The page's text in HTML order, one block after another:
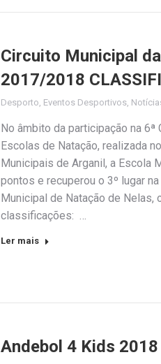
Circuito Municipal
2017/2018
Desporto Eventos Desportivos
No âmbito da participação na
Escolas de Natação, realizada
Municipais de Arganil, a Escola
pontos e recuperou o 3º lugar
Municipal de Natação de
classificações: …
Ler mais
Andebol 4 Kids